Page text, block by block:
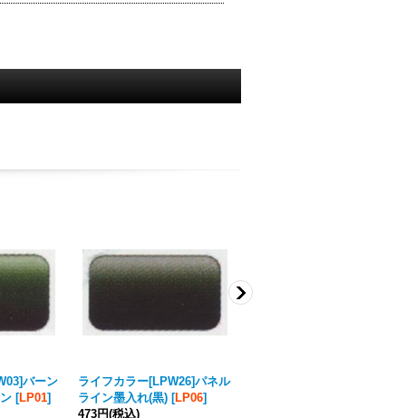
バーン
[LP01]
ライフカラー[LPW26]パネル
ライン墨入れ(黒) [LP06]
473円(税込)